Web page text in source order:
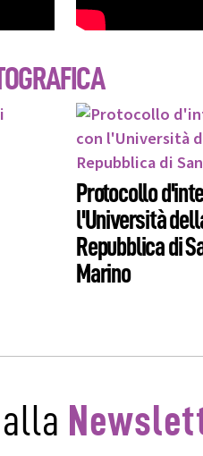
Protocollo
l'Università
Repubblica di
Marino
alla